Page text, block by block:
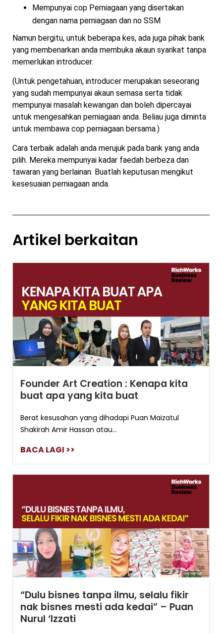
Mempunyai cop Perniagaan yang disertakan
dengan nama perniagaan dan no SSM
Namun bergitu, untuk beberapa kes, ada juga pihak bank
yang membenarkan anda membuka akaun syarikat tanpa
memerlukan introducer.
(Untuk pengetahuan, introducer merupakan seseorang
yang sudah mempunyai akaun semasa serta tidak
mempunyai masalah kewangan dan boleh dipercayai
untuk mengesahkan perniagaan anda. Beliau juga diminta
untuk membawa cop perniagaan bersama.)
Cara terbaik adalah anda merujuk pada bank yang anda
pilih. Mereka mempunyai kadar faedah berbeza dan
tawaran yang berlainan. Buatlah keputusan mengikut
kesesuaian perniagaan anda.
Artikel berkaitan
Founder Art Creation : Kenapa kita
buat apa yang kita buat
Berat kesusahan yang dihadapi Puan Maizatul
Shakirah Amir Hassan atau...
BACA LAGI >>
“Dulu bisnes tanpa ilmu, selalu fikir
nak bisnes mesti ada kedai” – Puan
Nurul ‘Izzati